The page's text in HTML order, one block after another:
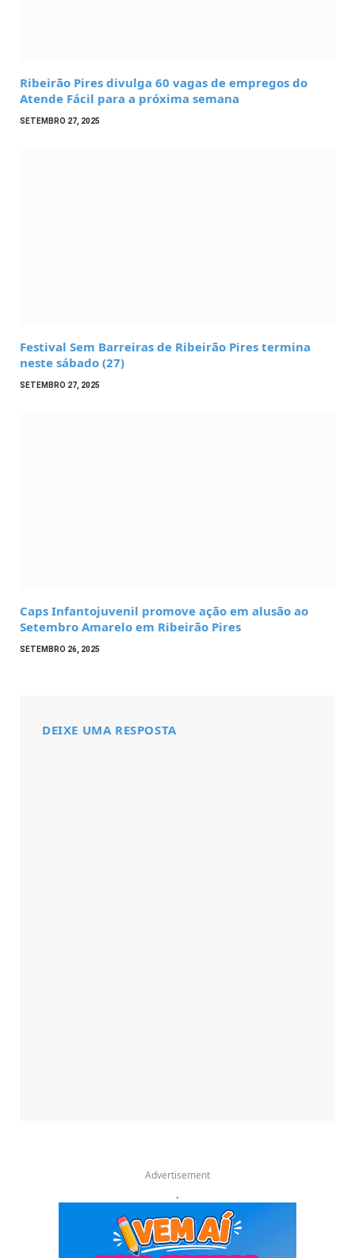
Ribeirão Pires divulga 60 vagas de empregos do
Atende Fácil para a próxima semana
SETEMBRO 27, 2025
Festival Sem Barreiras de Ribeirão Pires termina
neste sábado (27)
SETEMBRO 27, 2025
Caps Infantojuvenil promove ação em alusão ao
Setembro Amarelo em Ribeirão Pires
SETEMBRO 26, 2025
DEIXE UMA RESPOSTA
Advertisement
.